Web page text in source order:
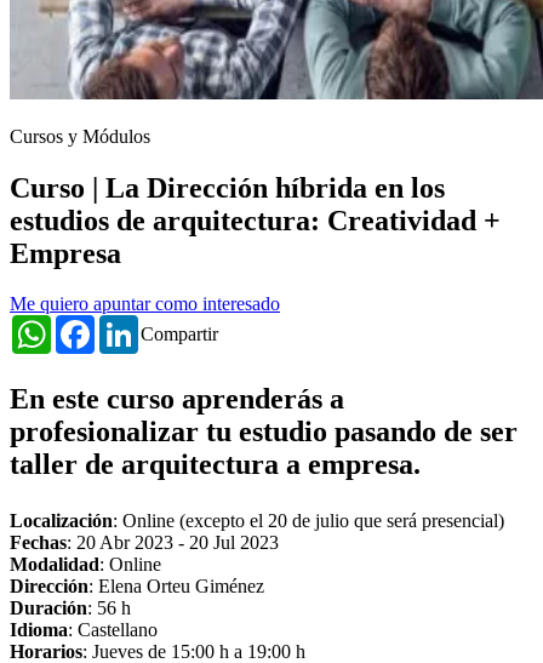
Cursos y Módulos
Curso | La Dirección híbrida en los
estudios de arquitectura: Creatividad +
Empresa
Me quiero apuntar como interesado
Compartir
WhatsAppFacebookLinkedIn
En este curso aprenderás a
profesionalizar tu estudio pasando de ser
taller de arquitectura a empresa.
Localización: Online (excepto el 20 de julio que será presencial)
Fechas: 20 Abr 2023 - 20 Jul 2023
Modalidad: Online
Dirección: Elena Orteu Giménez
Duración: 56 h
Idioma: Castellano
Horarios: Jueves de 15:00 h a 19:00 h